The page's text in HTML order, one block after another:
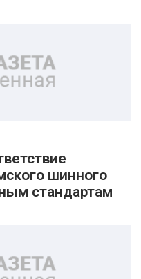
шинного
стандартам